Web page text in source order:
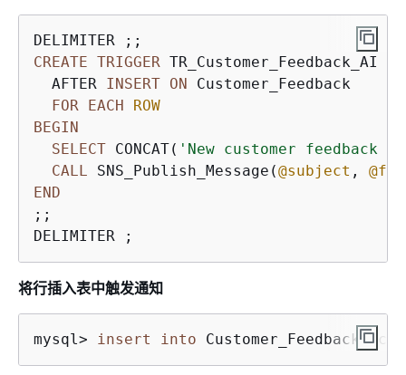
CREATE TRIGGER TR_Customer_Feedback_AI
  AFTER
INSERT ON
Customer_Feedback
FOR
EACH
ROW
BEGIN
SELECT CONCAT( 'New customer feedback
CALL SNS_Publish_Message(@subject ,
END
;;
将行插入表中触发通知
mysql> insert into Customer_Feedback